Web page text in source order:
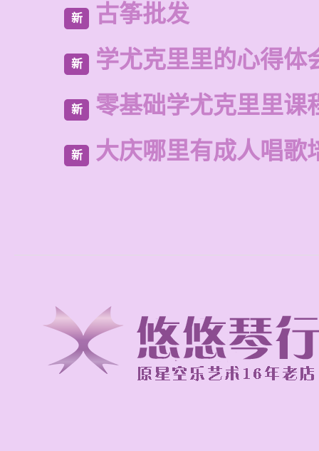
新 古筝批发
新 学尤克里里的心得体
新 零基础学尤克里里课
新 大庆哪里有成人唱歌